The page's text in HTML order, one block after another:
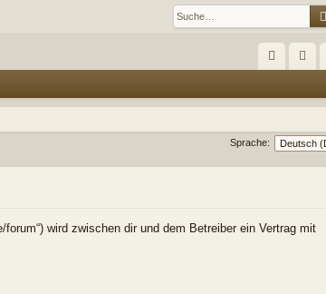
Q m
el
de
Sprache:
wird zwischen dir und dem Betreiber ein Vertrag mit